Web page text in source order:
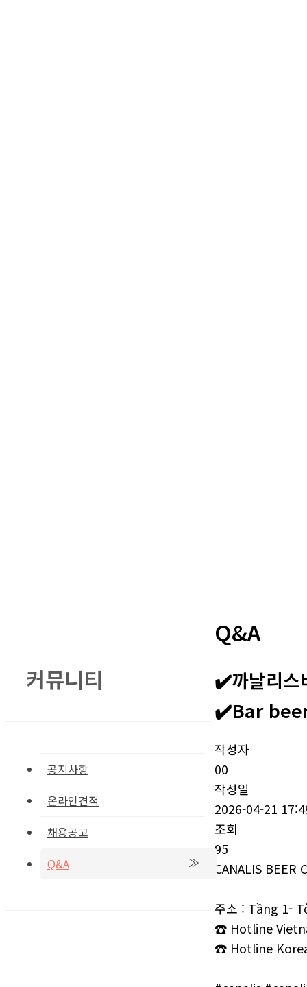
커뮤니티
공지사항
온라인견적
채용공고
Q&A
Q&A
✔️까날리
✔️Bar
작성자
00
작성일
2026-04-21
조회
95
CANALIS BEER
주소 : Tầng 1-
☎ Hotline
☎ Hotline